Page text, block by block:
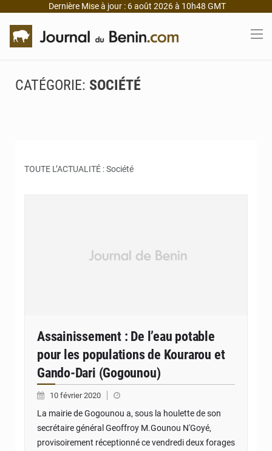
Dernière Mise à jour : 6 août 2026 à 10h48 GMT
CATÉGORIE: SOCIÉTÉ
TOUTE L’ACTUALITÉ : Société
Assainissement : De l’eau potable
pour les populations de Kourarou et
Gando-Dari (Gogounou)
10 février 2020
La mairie de Gogounou a, sous la houlette de son
secrétaire général Geoffroy M.Gounou N'Goyé,
provisoirement réceptionné ce vendredi deux forages